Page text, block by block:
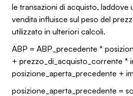
le transazioni di acquisto, laddove
vendita influisce sul peso del
utilizzato in ulteriori calcoli.
ABP = ABP_precedente *
+ prezzo_di_acquisto_corrente *
posizione_aperta_precedente +
posizione_aperta_precedente =